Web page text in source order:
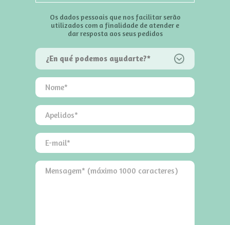
Os dados pessoais que nos facilitar serão
utilizados com a finalidade de atender e
dar resposta aos seus pedidos
¿En qué podemos ayudarte?*